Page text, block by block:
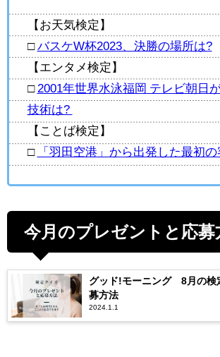
【お天気検定】
□ バスケW杯2023、決勝の場所は?
【エンタメ検定】
□ 2001年世界水泳福岡 テレビ朝日
技術は?
【ことば検定】
□
「羽田空港」から出発した最初
今月のプレゼントと応募
グッド!モーニング 8月の検
募方法
2024.1.1